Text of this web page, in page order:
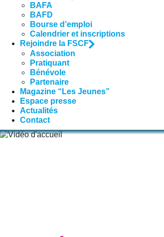
BAFA
BAFD
Bourse d’emploi
Calendrier et inscriptions
Rejoindre la FSCF
Association
Pratiquant
Bénévole
Partenaire
Magazine “Les Jeunes”
Espace presse
Actualités
Contact